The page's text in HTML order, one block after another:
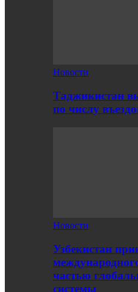
Новости
Таджикистан
по числу
Новости
Узбекистан
частью
системы